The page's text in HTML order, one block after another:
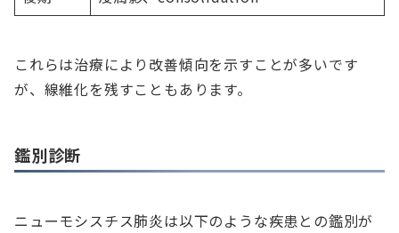
これらは治療により改善傾向を示すことが多いです
が、線維化を残すこともあります。
鑑別診断
ニューモシスチス肺炎は以下のような疾患との鑑別が